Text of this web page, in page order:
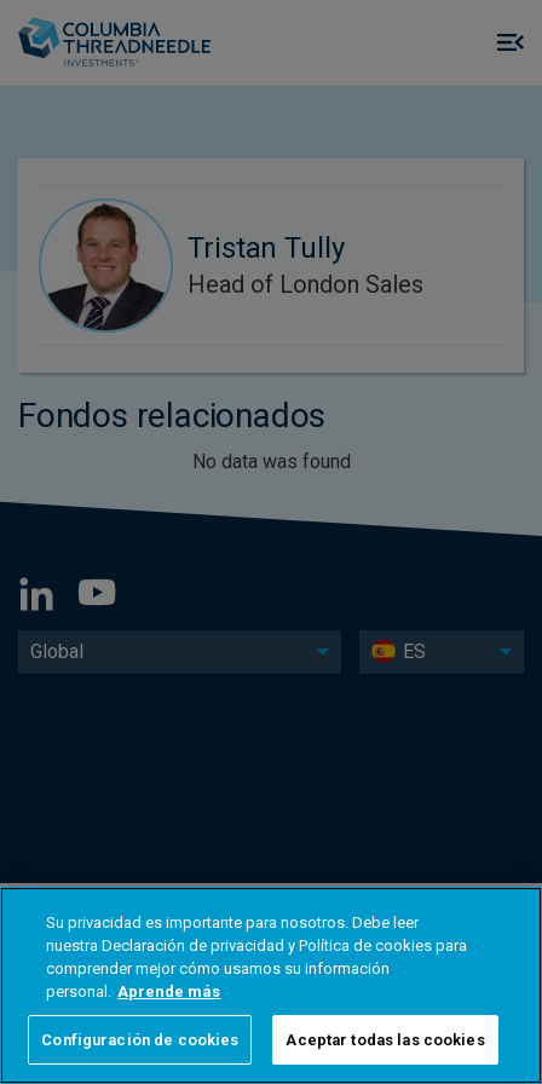
Tristan Tully
Head of London Sales
Fondos relacionados
No data was found
Global ES
Su privacidad es importante para nosotros. Debe leer
nuestra Declaración de privacidad y Política de cookies para
comprender mejor cómo usamos su información
personal. Aprende más
Configuración de cookies Aceptar todas las cookies